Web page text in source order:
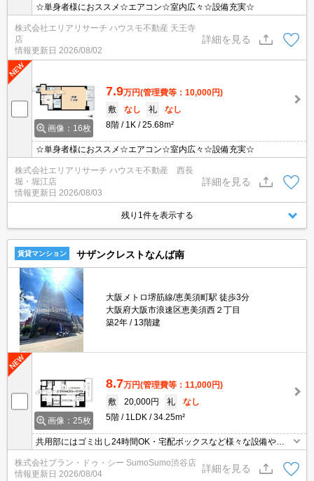
☆単身者様におススメ☆エアコン☆室内広々☆設備充実☆
株式会社エリアリサーチ ハウスモ不動産 天王寺
店
情報更新日 2026/08/02
詳細を見る
画像：16枚
7.9万円(管理費等：10,000円)
敷
なし 礼
なし
8階
1K 25.68m²
☆単身者様におススメ☆エアコン☆室内広々☆設備充実☆
株式会社エリアリサーチ ハウスモ不動産 西長
堀・堀江店
情報更新日 2026/08/03
詳細を見る
残り1件を表示する
賃貸マンション サザンクレストなんば南
大阪メトロ堺筋線/恵美須町駅 徒歩3分
大阪府大阪市浪速区恵美須西２丁目
築2年
13階建
画像：25枚
8.7万円(管理費等：11,000円)
敷
20,000円 礼
なし
5階
1LDK 34.25m²
共用部にはゴミ出し24時間OK・宅配ボックスなど様々な設備やサ
ト・シューズボックスなど豊富なので、衣類や履き物の整理がしや
すく便利です。セキュリティ面は、TVインターホン・オートロック
株式会社プラン・ドゥ・シー SumoSumo渋谷店
情報更新日 2026/08/04
詳細を見る